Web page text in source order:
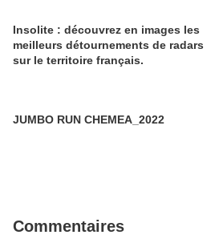
Insolite : découvrez en images les
meilleurs détournements de radars
sur le territoire français.
JUMBO RUN CHEMEA_2022
Commentaires